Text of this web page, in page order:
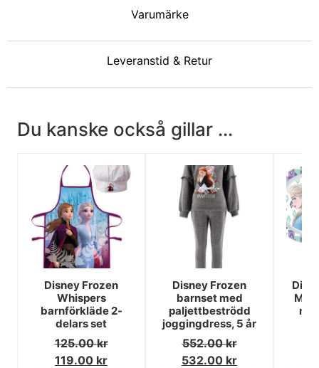
Varumärke
Leveranstid & Retur
Du kanske också gillar ...
Disney Frozen
Whispers
barnförkläde 2-
delars set
125.00kr
119.00 kr
Disney Frozen
barnset med
paljettbeströdd
joggingdress, 5 år
552.00kr
532.00 kr